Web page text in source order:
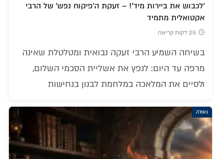
'לכבוש את ביירות מיד'! – זעקת ה'פיקוח נפש' של הרבי
אקטואלית מתמיד
26 דקות קריאה
בשיחה השמיע הרבי זעקה נבואית ומטלטלת שאינה
מרפה עד היום: לנפץ את אשליית הסכמי השלום,
ולסיים את המלאכה במלחמת לבנון בנחישות
גאולה